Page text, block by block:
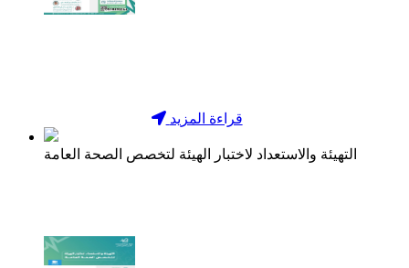
قراءة المزيد
التهيئة والاستعداد لاختبار الهيئة لتخصص الصحة العامة